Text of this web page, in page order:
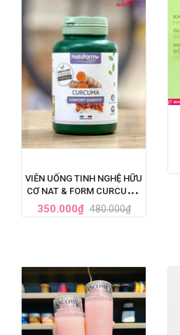
VIÊN UỐNG TINH NGHỆ HỮU
CƠ NAT & FORM CURCUMA
BIO 200 VIÊN PHÁP
350.000₫ 480.000₫